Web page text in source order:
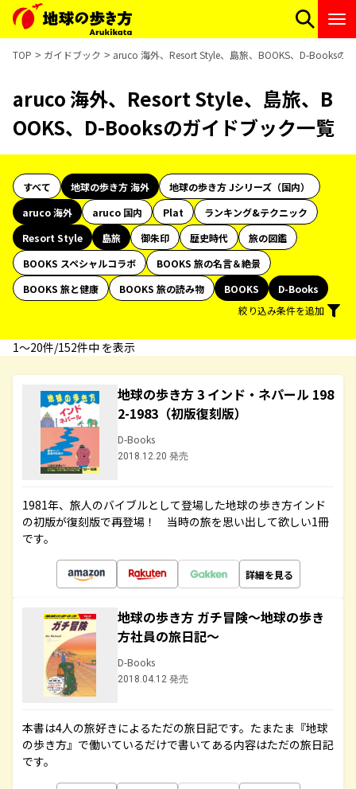
TOP ガイドブック aruco 海外、Resort Style、島旅、BOOKS、D-Booksの
aruco 海外、Resort Style、島旅、B
OOKS、D-Booksのガイドブック一覧
すべて 地球の歩き方 海外
地球の歩き方 Jシリーズ（国内）
aruco 海外
aruco 国内 Plat
ランキング&テクニック
Resort Style
島旅 御朱印 歴史時代
旅の図鑑
BOOKS スペシャルコラボ
BOOKS 旅の名言＆絶景
BOOKS 旅と健康
BOOKS 旅の読み物 BOOKS
D-Books
絞り込み条件を追加
1〜20件/152件中 を表示
地球の歩き方 3 インド・ネパール 198
2-1983（初版復刻版）
D-Books
2018.12.20 発売
1981年、旅人のバイブルとして登場した地球の歩き方インド
の初版が復刻版で再登場！ 当時の旅を思い出して欲しい1冊
です。
詳細を見る
地球の歩き方 ガチ冒険～地球の歩き
方社員の旅日記～
D-Books
2018.04.12 発売
本書は4人の旅好きによるただの旅日記です。たまたま『地球
の歩き方』で働いているだけで書いてある内容はただの旅日記
です。